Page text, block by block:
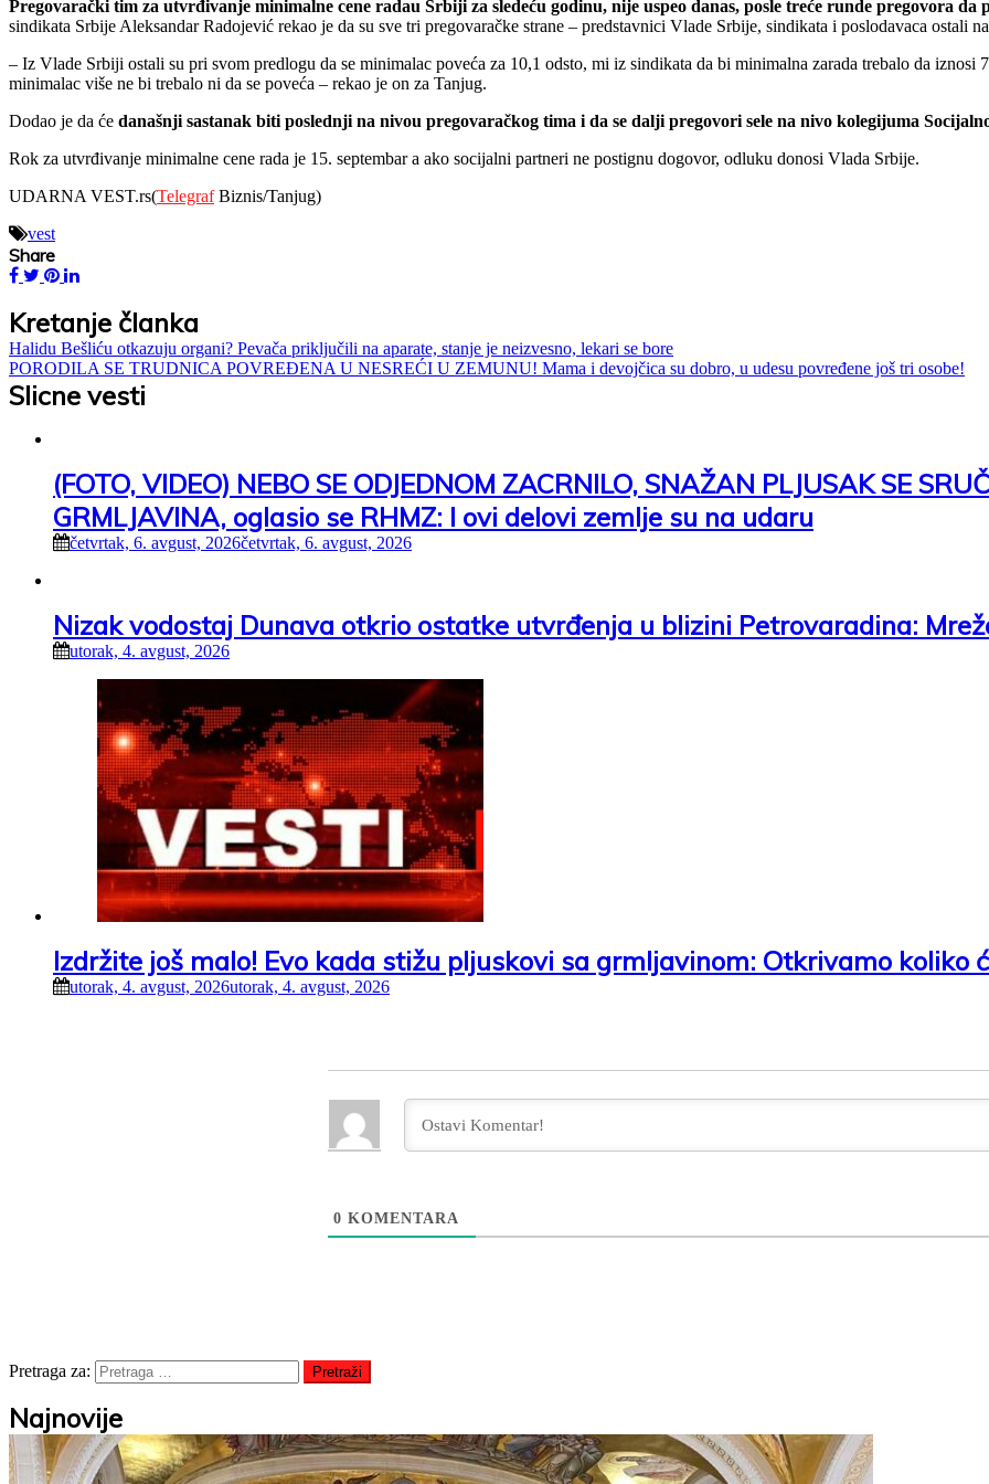
Pregovarački tim za utvrđivanje minimalne cene radau Srbiji za sledeću godinu, nije uspeo danas, posle treće runde pregovora da
sindikata Srbije Aleksandar Radojević rekao je da su sve tri pregovaračke strane – predstavnici Vlade Srbije, sindikata i poslodavaca ostali
– Iz Vlade Srbiji ostali su pri svom predlogu da se minimalac poveća za 10,1 odsto, mi iz sindikata da bi minimalna zarada trebalo da iznosi
minimalac više ne bi trebalo ni da se poveća – rekao je on za Tanjug.
Dodao je da će današnji sastanak biti poslednji na nivou pregovaračkog tima i da se dalji pregovori sele na nivo kolegijuma
Rok za utvrđivanje minimalne cene rada je 15. septembar a ako socijalni partneri ne postignu dogovor, odluku donosi Vlada Srbije.
UDARNA VEST.rs(TelegrafBiznis/Tanjug)
vest
Share
Kretanje članka
Halidu Bešliću otkazuju organi? Pevača priključili na aparate, stanje je neizvesno, lekari se bore
PORODILA SE TRUDNICA POVREĐENA U NESREĆI U ZEMUNU! Mama i devojčica su dobro, u udesu povređene još tri osobe!
Slicne vesti
(FOTO, VIDEO) NEBO SE ODJEDNOM ZACRNILO, SNAŽAN PLJUSAK SE
GRMLJAVINA, oglasio se RHMZ: I ovi delovi zemlje su na udaru
četvrtak, 6. avgust, 2026četvrtak, 6. avgust, 2026
Nizak vodostaj Dunava otkrio ostatke utvrđenja u blizini Petrovaradina:
utorak, 4. avgust, 2026
Izdržite još malo! Evo kada stižu pljuskovi sa grmljavinom: Otkrivamo koliko
utorak, 4. avgust, 2026utorak, 4. avgust, 2026
0 KOMENTARA
Pretraga za:
Najnovije